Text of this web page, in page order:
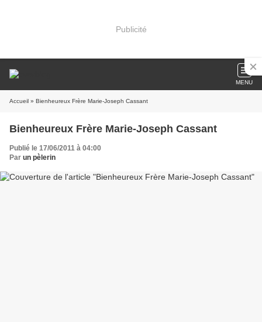
Publicité
MENU
Accueil » Bienheureux Frère Marie-Joseph Cassant
Bienheureux Frère Marie-Joseph Cassant
Publié le 17/06/2011 à 04:00
Par un pèlerin